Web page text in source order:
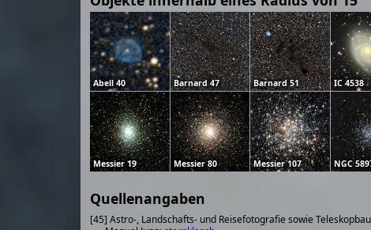
Abell 40 Barnard 47 Barnard 51 IC 4538
Messier 19 Messier 80 Messier 107 NGC
Quellenangaben
[45] Astro-, Landschafts- und Reisefotografie sowie